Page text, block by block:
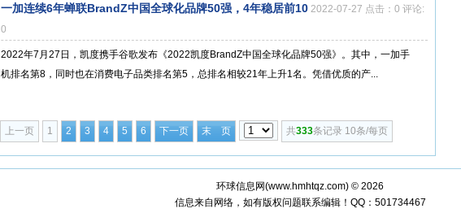
一加连续6年蝉联BrandZ中国全球化品牌50强，4年稳居前10 2022-07-27 点击：0 评论:
0
2022年7月27日，凯度携手谷歌发布《2022凯度BrandZ中国全球化品牌50强》。其中，一加手
机排名第8，同时也在消费电子品类排名第5，总排名相较21年上升1名。凭借优质的产...
上一页 1 2 3 4 5 6 下一页 末 页 共333条记录 10条/每页
环球信息网(www.hmhtqz.com) © 2026
信息来自网络，如有版权问题联系编辑！QQ：501734467